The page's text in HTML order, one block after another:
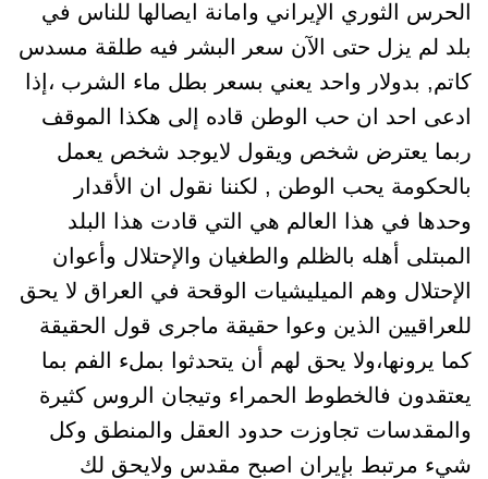
الحرس الثوري الإيراني وامانة ايصالها للناس في
بلد لم يزل حتى الآن سعر البشر فيه طلقة مسدس
كاتم, بدولار واحد يعني بسعر بطل ماء الشرب ،إذا
ادعى احد ان حب الوطن قاده إلى هكذا الموقف
ربما يعترض شخص ويقول لايوجد شخص يعمل
بالحكومة يحب الوطن , لكننا نقول ان الأقدار
وحدها في هذا العالم هي التي قادت هذا البلد
المبتلى أهله بالظلم والطغيان والإحتلال وأعوان
الإحتلال وهم الميليشيات الوقحة في العراق لا يحق
للعراقيين الذين وعوا حقيقة ماجرى قول الحقيقة
كما يرونها،ولا يحق لهم أن يتحدثوا بملء الفم بما
يعتقدون فالخطوط الحمراء وتيجان الروس كثيرة
والمقدسات تجاوزت حدود العقل والمنطق وكل
شيء مرتبط بإيران اصبح مقدس ولايحق لك